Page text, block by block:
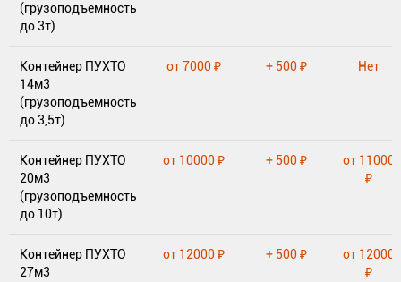
(грузоподъемность
до 3т)
Контейнер ПУХТО
14м3
(грузоподъемность
до 3,5т)
от 7000 ₽ + 500 ₽ Нет
Контейнер ПУХТО
20м3
(грузоподъемность
до 10т)
от 10000 ₽ + 500 ₽
от 11000
₽
Контейнер ПУХТО
27м3
от 12000 ₽ + 500 ₽
от 12000
₽